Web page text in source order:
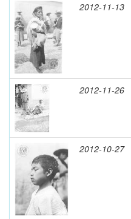
2012-11-13
2012-11-26
2012-10-27